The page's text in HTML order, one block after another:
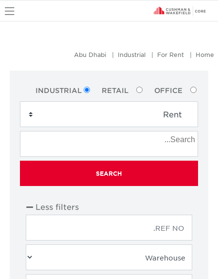
Home
For Rent
Industrial
Abu Dhabi
OFFICE
RETAIL
INDUSTRIAL
SEARCH
Less filters